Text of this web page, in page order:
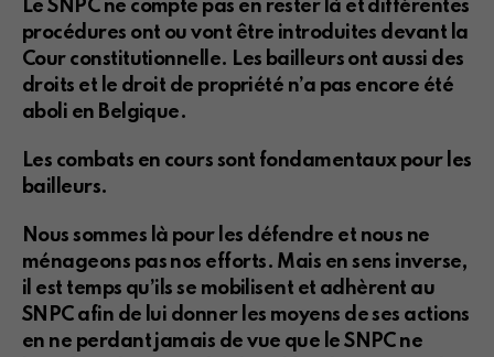
Le SNPC ne compte pas en rester là et différentes
procédures ont ou vont être introduites devant la
Cour constitutionnelle. Les bailleurs ont aussi des
droits et le droit de propriété n’a pas encore été
aboli en Belgique.
Les combats en cours sont fondamentaux pour les
bailleurs.
Nous sommes là pour les défendre et nous ne
ménageons pas nos efforts. Mais en sens inverse,
il est temps qu’ils se mobilisent et adhèrent au
SNPC afin de lui donner les moyens de ses actions
en ne perdant jamais de vue que le SNPC ne